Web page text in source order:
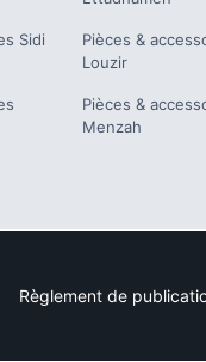
Sidi
Pièces &
Louzir
Pièces &
Menzah
Règlement de